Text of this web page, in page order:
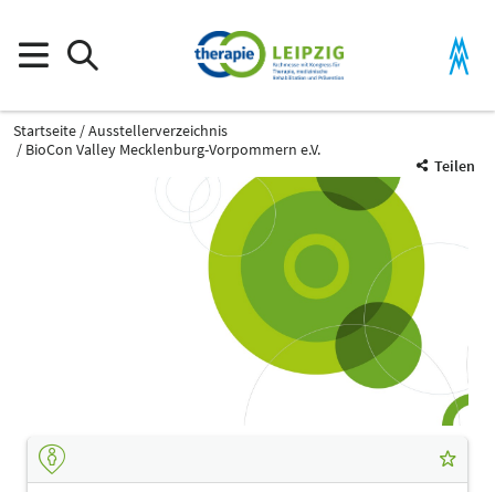
Startseite
Ausstellerverzeichnis
BioCon Valley Mecklenburg-Vorpommern e.V.
Teilen